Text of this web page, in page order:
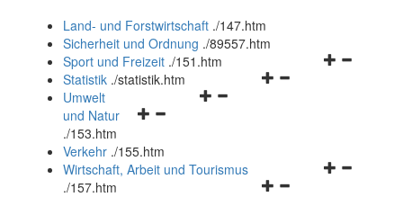
und
schließen
Land- und Forstwirtschaft ./147.htm
Sicherheit und Ordnung ./89557.htm
Navigationsmenü
Sport und Freizeit ./151.htm
Navigationsmenü
Statistik ./statistik.htm
Navigationsmenü
und
schließen
Umwelt
und Natur
./153.htm
Verkehr ./155.htm
Navigationsmenü
Wirtschaft, Arbeit und Tourismus
./157.htm